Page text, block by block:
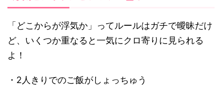
「どこからが浮気か」ってルールはガチで曖昧だけ
ど、いくつか重なると一気にクロ寄りに見られる
よ！
・2人きりでのご飯がしょっちゅう